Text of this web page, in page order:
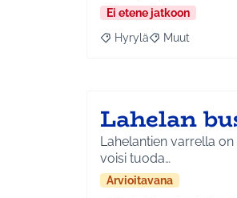
Ei etene jatkoon
Rajaa tulokset aihepiirin
Hyrylä Rajaa tulokset
Muut
Lahelan
Lahelantien varrella
voisi tuoda…
Arvioitavana